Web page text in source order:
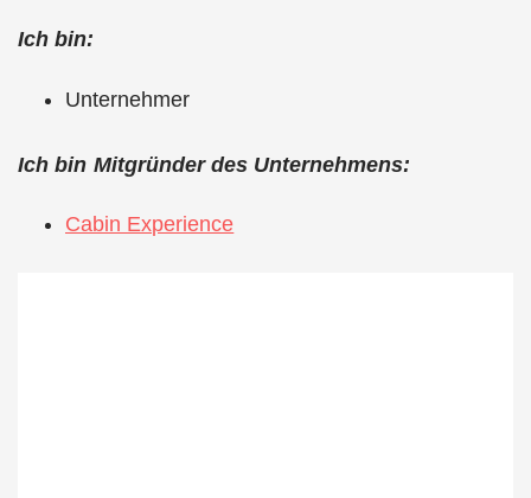
Ich bin:
Unternehmer
Ich bin Mitgründer des Unternehmens:
Cabin Experience